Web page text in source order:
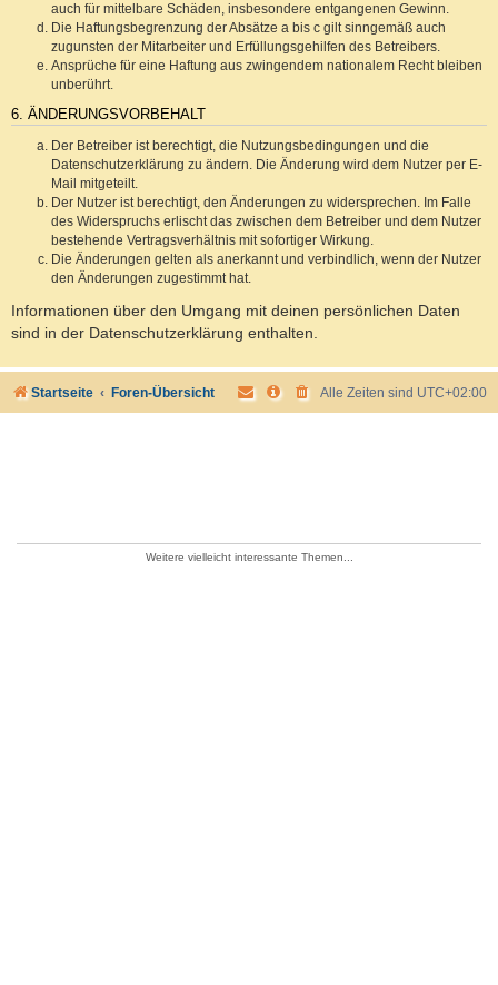
auch für mittelbare Schäden, insbesondere entgangenen Gewinn.
Die Haftungsbegrenzung der Absätze a bis c gilt sinngemäß auch
zugunsten der Mitarbeiter und Erfüllungsgehilfen des Betreibers.
Ansprüche für eine Haftung aus zwingendem nationalem Recht bleiben
unberührt.
6. ÄNDERUNGSVORBEHALT
Der Betreiber ist berechtigt, die Nutzungsbedingungen und die
Datenschutzerklärung zu ändern. Die Änderung wird dem Nutzer per E-
Mail mitgeteilt.
Der Nutzer ist berechtigt, den Änderungen zu widersprechen. Im Falle
des Widerspruchs erlischt das zwischen dem Betreiber und dem Nutzer
bestehende Vertragsverhältnis mit sofortiger Wirkung.
Die Änderungen gelten als anerkannt und verbindlich, wenn der Nutzer
den Änderungen zugestimmt hat.
Informationen über den Umgang mit deinen persönlichen Daten
sind in der Datenschutzerklärung enthalten.
Startseite Foren-Übersicht Alle Zeiten sind UTC+02:00
Weitere vielleicht interessante Themen...